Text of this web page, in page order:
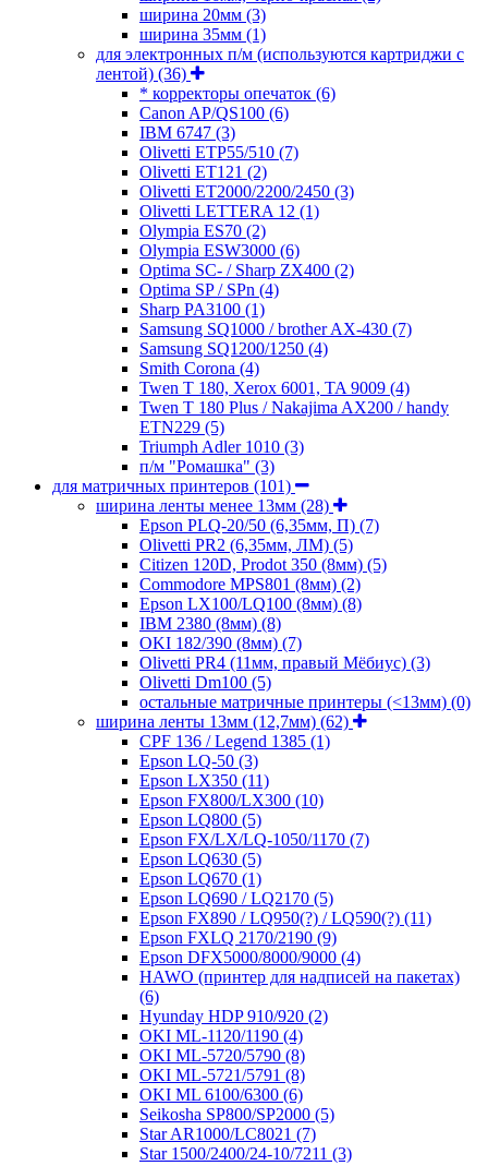
ширина 20мм (3)
ширина 35мм (1)
для электронных п/м (используются картриджи с
лентой) (36)
* корректоры опечаток (6)
Canon AP/QS100 (6)
IBM 6747 (3)
Olivetti ETP55/510 (7)
Olivetti ET121 (2)
Olivetti ET2000/2200/2450 (3)
Olivetti LETTERA 12 (1)
Olympia ES70 (2)
Olympia ESW3000 (6)
Optima SC- / Sharp ZX400 (2)
Optima SP / SPn (4)
Sharp PA3100 (1)
Samsung SQ1000 / brother AX-430 (7)
Samsung SQ1200/1250 (4)
Smith Corona (4)
Twen T 180, Xerox 6001, TA 9009 (4)
Twen T 180 Plus / Nakajima AX200 / handy
ETN229 (5)
Triumph Adler 1010 (3)
п/м "Ромашка" (3)
для матричных принтеров (101)
ширина ленты менее 13мм (28)
Epson PLQ-20/50 (6,35мм, П) (7)
Olivetti PR2 (6,35мм, ЛМ) (5)
Citizen 120D, Prodot 350 (8мм) (5)
Commodore MPS801 (8мм) (2)
Epson LX100/LQ100 (8мм) (8)
IBM 2380 (8мм) (8)
OKI 182/390 (8мм) (7)
Olivetti PR4 (11мм, правый Мёбиус) (3)
Olivetti Dm100 (5)
остальные матричные принтеры (<13мм) (0)
ширина ленты 13мм (12,7мм) (62)
CPF 136 / Legend 1385 (1)
Epson LQ-50 (3)
Epson LX350 (11)
Epson FX800/LX300 (10)
Epson LQ800 (5)
Epson FX/LX/LQ-1050/1170 (7)
Epson LQ630 (5)
Epson LQ670 (1)
Epson LQ690 / LQ2170 (5)
Epson FX890 / LQ950(?) / LQ590(?) (11)
Epson FXLQ 2170/2190 (9)
Epson DFX5000/8000/9000 (4)
HAWO (принтер для надписей на пакетах)
(6)
Hyunday HDP 910/920 (2)
OKI ML-1120/1190 (4)
OKI ML-5720/5790 (8)
OKI ML-5721/5791 (8)
OKI ML 6100/6300 (6)
Seikosha SP800/SP2000 (5)
Star AR1000/LC8021 (7)
Star 1500/2400/24-10/7211 (3)